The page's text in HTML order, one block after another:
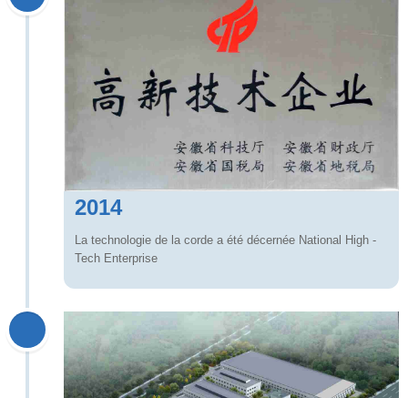
2014
La technologie de la corde a été décernée National High -
Tech Enterprise